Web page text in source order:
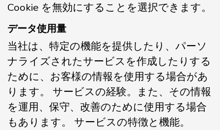
Cookie を無効にすることを選択できます。
データ使用量
当社は、特定の機能を提供したり、パーソ
ナライズされたサービスを作成したりする
ために、お客様の情報を使用する場合があ
ります。 サービスの経験。また、その情報
を運用、保守、改善のために使用する場合
もあります。 サービスの特徴と機能。